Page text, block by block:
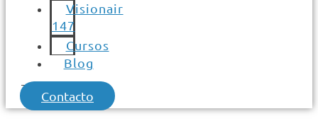
Visionair
147
Cursos
Blog
Contacto